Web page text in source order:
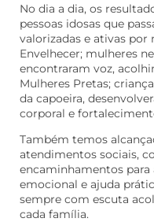
No dia a dia, os
pessoas idosas que
valorizadas e ativas
Envelhecer; mulheres
encontraram voz,
Mulheres Pretas;
da capoeira,
corporal e
Também temos
atendimentos sociais,
encaminhamentos para
emocional e ajuda
sempre com escuta
cada família.